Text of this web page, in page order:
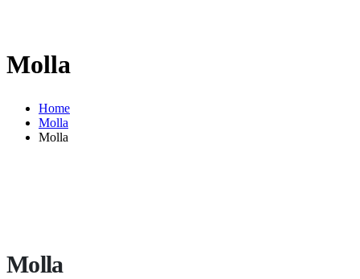
Molla
Home
Molla
Molla
Molla